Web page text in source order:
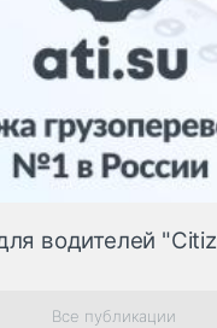
водителей
Все публикации